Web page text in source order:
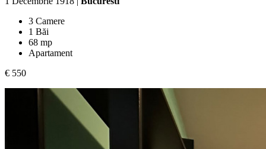
3 Camere
1 Băi
68 mp
Apartament
€ 550